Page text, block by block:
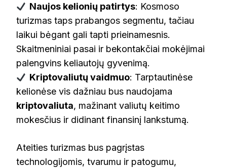
Naujos kelionių patirtys: Kosmoso
turizmas taps prabangos segmentu, tačiau
laikui bėgant gali tapti prieinamesnis.
Skaitmeniniai pasai ir bekontakčiai mokėjimai
palengvins keliautojų gyvenimą.
Kriptovaliutų vaidmuo: Tarptautinėse
kelionėse vis dažniau bus naudojama
kriptovaliuta, mažinant valiutų keitimo
mokesčius ir didinant finansinį lankstumą.
Ateities turizmas bus pagrįstas
technologijomis, tvarumu ir patogumu,